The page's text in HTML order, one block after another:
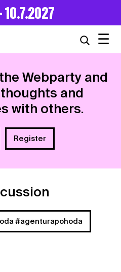
10.7.2027
☰
Webparty and
and
with others.
Register
#agenturapohoda